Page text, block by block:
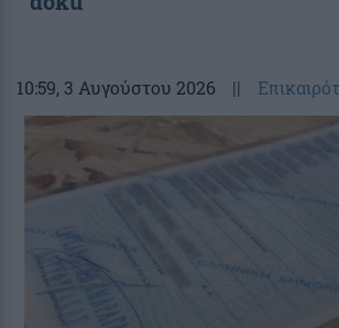
10:59, 3 Αυγούστου 2026 ||